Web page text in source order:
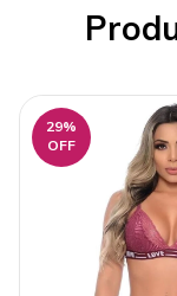
29%
OFF